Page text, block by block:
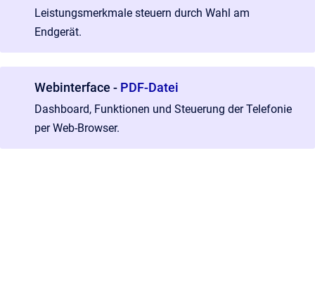
Leistungsmerkmale steuern durch Wahl am
Endgerät.
Webinterface - PDF-Datei
Dashboard, Funktionen und Steuerung der Telefonie
per Web-Browser.